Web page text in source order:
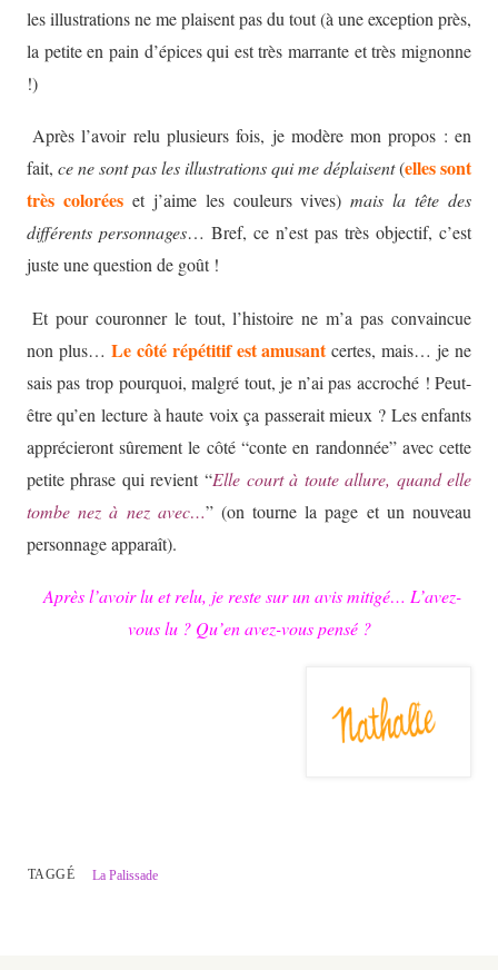
les illustrations ne me plaisent pas du tout (à une exception près,
la petite en pain d’épices qui est très marrante et très mignonne
!)
Après l’avoir relu plusieurs fois, je modère mon propos : en
fait, ce ne sont pas les illustrations qui me déplaisent(elles sont
très colorées et j’aime les couleurs vives)mais la tête des
différents personnages… Bref, ce n’est pas très objectif, c’est
juste une question de goût !
Et pour couronner le tout, l’histoire ne m’a pas convaincue
non plus… Le côté répétitif est amusant certes, mais… je ne
sais pas trop pourquoi, malgré tout, je n’ai pas accroché ! Peut-
être qu’en lecture à haute voix ça passerait mieux ? Les enfants
apprécieront sûrement le côté “conte en randonnée” avec cette
petite phrase qui revient “Elle court à toute allure, quand elle
tombe nez à nez avec…” (on tourne la page et un nouveau
personnage apparaît).
Après l’avoir lu et relu, je reste sur un avis mitigé… L’avez-
vous lu ? Qu’en avez-vous pensé ?
TAGGÉ La Palissade